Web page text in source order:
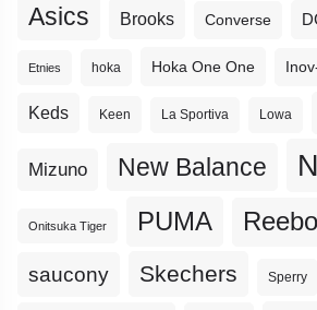
Asics Brooks Converse
Etnies hoka Hoka One One
Keds Keen La Sportiva Lowa
Mizuno New Balance
Onitsuka Tiger PUMA
saucony Skechers Sperry